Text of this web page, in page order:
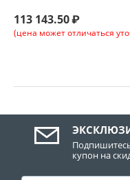
113 143.50₽
(цена может отличаться
купон на